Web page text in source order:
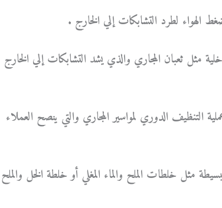
الهواء لطرد التشابكات إلي الخارج .
مثل ثعبان المجاري والذي يشد التشابكات إلي الخارج
التنظيف الدوري لمواسير المجاري والتي ينصح العملاء
مثل خلطات الملح والماء المغلي أو خلطة الخل والملح